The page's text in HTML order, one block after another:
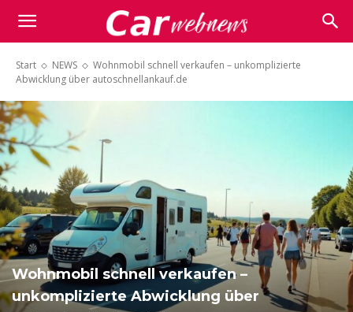
Carwebnews.com
Start NEWS
Wohnmobil schnell verkaufen – unkomplizierte
Abwicklung über autoschnellankauf.de
Wohnmobil schnell verkaufen –
unkomplizierte Abwicklung über